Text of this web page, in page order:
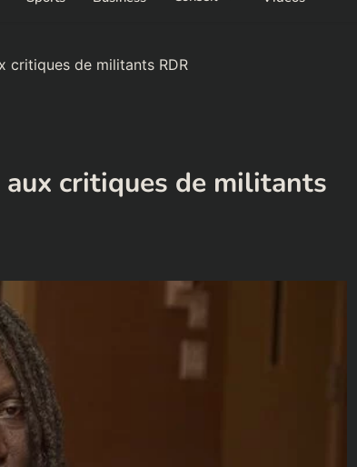
critiques de militants RDR
aux critiques de militants